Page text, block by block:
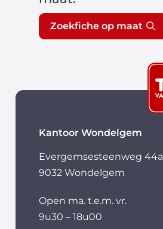
Zoekfiche op maat
Kantoor Wondelgem
Evergemsesteenweg 44a
9032 Wondelgem
Open ma. t.e.m. vr.
9u30 – 18u00